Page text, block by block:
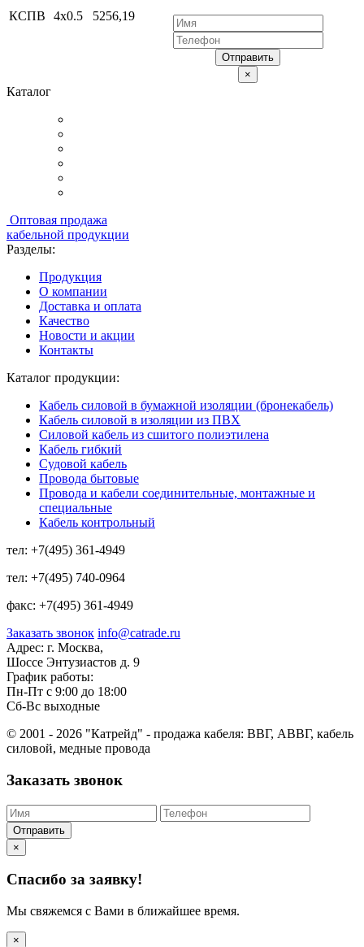
КСПВ 4х0.5 5256,19
Отправить
×
Каталог
Оптовая продажа
кабельной продукции
Разделы:
Продукция
О компании
Доставка и оплата
Качество
Новости и акции
Контакты
Каталог продукции:
Кабель силовой в бумажной изоляции (бронекабель)
Кабель силовой в изоляции из ПВХ
Силовой кабель из сшитого полиэтилена
Кабель гибкий
Судовой кабель
Провода бытовые
Провода и кабели соединительные, монтажные и
специальные
Кабель контрольный
тел: +7(495) 361-4949
тел: +7(495) 740-0964
факс: +7(495) 361-4949
Заказать звонок info@catrade.ru
Адрес: г. Москва,
Шоссе Энтузиастов д. 9
График работы:
Пн-Пт с 9:00 до 18:00
Сб-Вс выходные
© 2001 - 2026 "Катрейд" - продажа кабеля: ВВГ, АВВГ, кабель
силовой, медные провода
Заказать звонок
Отправить
×
Спасибо за заявку!
Мы свяжемся с Вами в ближайшее время.
×